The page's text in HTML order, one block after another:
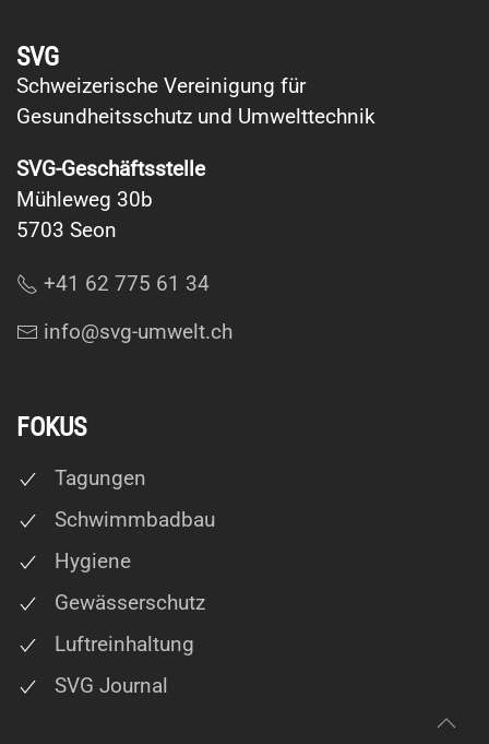
SVG
Schweizerische Vereinigung für
Gesundheitsschutz und Umwelttechnik
SVG-Geschäftsstelle
Mühleweg 30b
5703 Seon
+41 62 775 61 34
info@svg-umwelt.ch
FOKUS
Tagungen
Schwimmbadbau
Hygiene
Gewässerschutz
Luftreinhaltung
SVG Journal